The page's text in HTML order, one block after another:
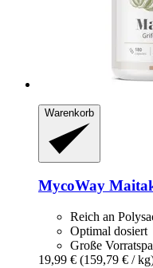
Warenkorb
MycoWay
Reich an
Optimal dosiert
Große
19,99 € (159,79 € /